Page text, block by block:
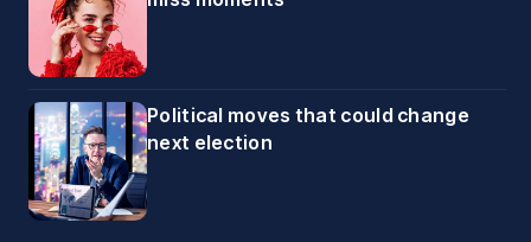
Political moves that could change
next election